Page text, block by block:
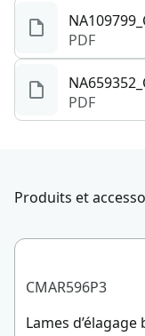
PDF
PDF
Produits et
CMAR596P3
Lames